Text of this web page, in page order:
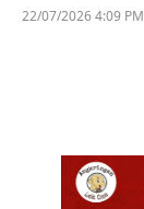
22/07/2026 4:09 PM